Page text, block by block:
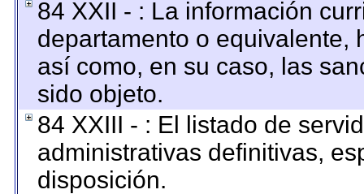
84 XXII - : La información
departamento o equivalente,
así como, en su caso, las
sido objeto.
84 XXIII - : El listado de
administrativas definitivas,
disposición.